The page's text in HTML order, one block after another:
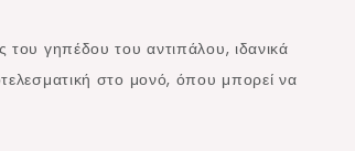
του γηπέδου του αντιπάλου, ιδανικά
στο μονό, όπου μπορεί να